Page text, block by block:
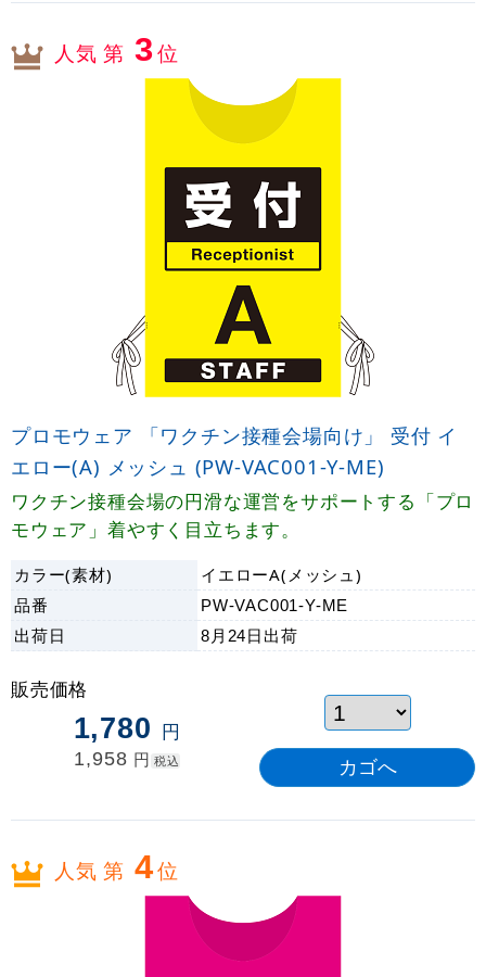
人気 第 3位
プロモウェア 「ワクチン接種会場向け」 受付 イ
エロー(A) メッシュ (PW-VAC001-Y-ME)
ワクチン接種会場の円滑な運営をサポートする「プロ
モウェア」着やすく目立ちます。
カラー(素材)
イエローA(メッシュ)
品番
PW-VAC001-Y-ME
出荷日 8月24日 出荷
販売価格
1,780 円
1,958 円 税込
人気 第 4位